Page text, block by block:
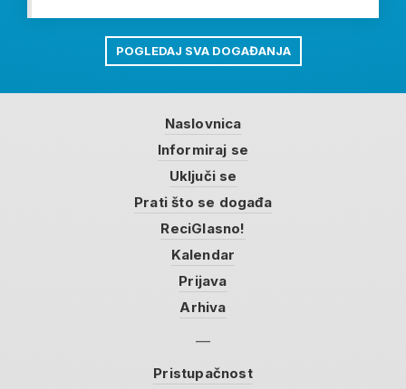
POGLEDAJ SVA DOGAĐANJA
Naslovnica
Informiraj se
Uključi se
Prati što se događa
ReciGlasno!
Kalendar
Prijava
Arhiva
Pristupačnost